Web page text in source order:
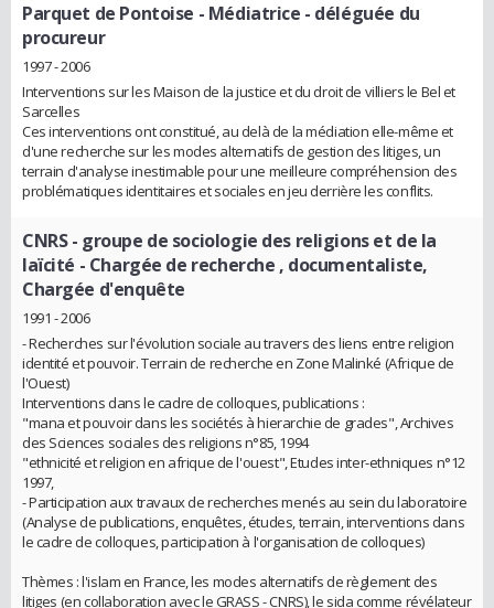
Parquet de Pontoise - Médiatrice - déléguée du
procureur
1997 - 2006
Interventions sur les Maison de la justice et du droit de villiers le Bel et
Sarcelles
Ces interventions ont constitué, au delà de la médiation elle-même et
d'une recherche sur les modes alternatifs de gestion des litiges, un
terrain d'analyse inestimable pour une meilleure compréhension des
problématiques identitaires et sociales en jeu derrière les conflits.
CNRS - groupe de sociologie des religions et de la
laïcité - Chargée de recherche , documentaliste,
Chargée d'enquête
1991 - 2006
- Recherches sur l'évolution sociale au travers des liens entre religion
identité et pouvoir. Terrain de recherche en Zone Malinké (Afrique de
l'Ouest)
Interventions dans le cadre de colloques, publications :
"mana et pouvoir dans les sociétés à hierarchie de grades", Archives
des Sciences sociales des religions n°85, 1994
"ethnicité et religion en afrique de l'ouest", Etudes inter-ethniques n°12
1997,
- Participation aux travaux de recherches menés au sein du laboratoire
(Analyse de publications, enquêtes, études, terrain, interventions dans
le cadre de colloques, participation à l'organisation de colloques)
Thèmes : l'islam en France, les modes alternatifs de règlement des
litiges (en collaboration avec le GRASS - CNRS), le sida comme révélateur